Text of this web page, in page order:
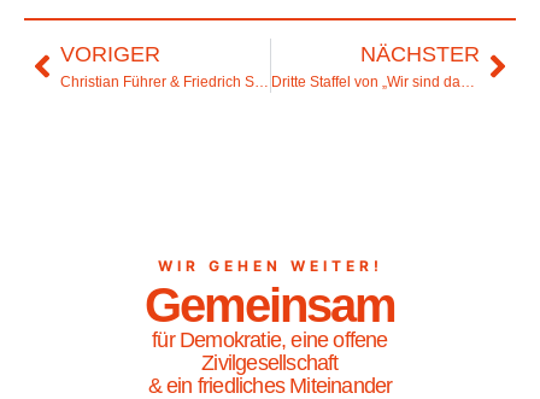
VORIGER
Christian Führer & Friedrich Schorlemmer-Freundeskreis gegründet
NÄCHSTER
Dritte Staffel von „Wir sind das Volk“
WIR GEHEN WEITER!
Gemeinsam
für Demokratie, eine offene
Zivilgesellschaft
& ein friedliches Miteinander